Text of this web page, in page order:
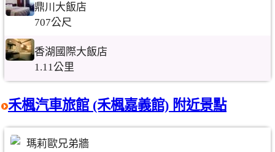
鼎川大飯店
707公尺
香湖國際大飯店
1.11公里
禾楓汽車旅館 (禾楓嘉義館) 附近景點
瑪莉歐兄弟牆